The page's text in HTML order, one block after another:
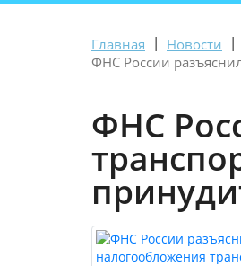
Главная | Новости |
ФНС России
ФНС